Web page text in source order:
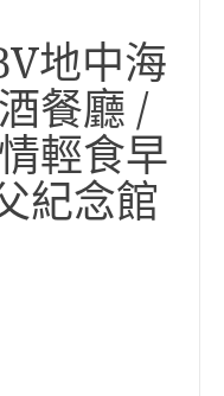
地中海
餐廳 /
輕食早
紀念館